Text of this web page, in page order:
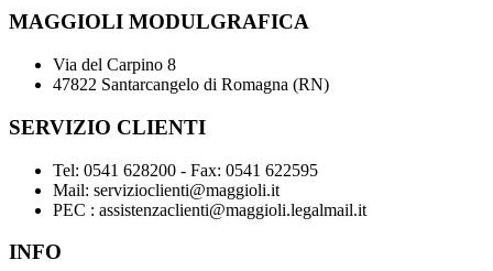
MAGGIOLI MODULGRAFICA
Via del Carpino 8
47822 Santarcangelo di Romagna (RN)
SERVIZIO CLIENTI
Tel: 0541 628200 - Fax: 0541 622595
Mail: servizioclienti@maggioli.it
PEC : assistenzaclienti@maggioli.legalmail.it
INFO